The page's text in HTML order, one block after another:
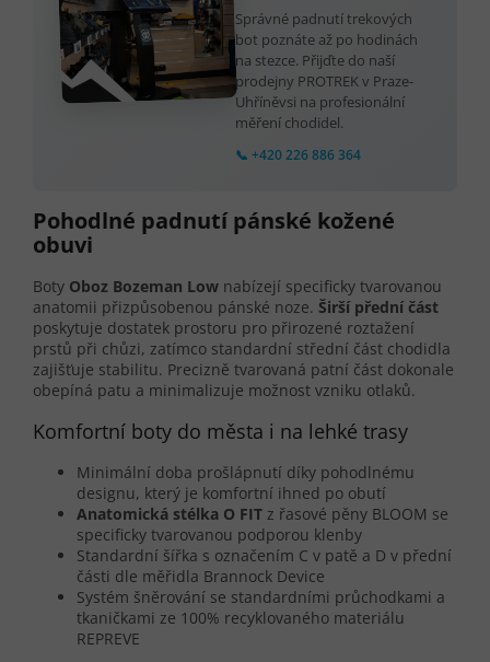
Správné padnutí trekových
bot poznáte až po hodinách
na stezce. Přijďte do naší
prodejny PROTREK v Praze-
Uhříněvsi na profesionální
měření chodidel.
📞 +420 226 886 364
Pohodlné padnutí pánské kožené
obuvi
Boty Oboz Bozeman Low nabízejí specificky tvarovanou
anatomii přizpůsobenou pánské noze. Širší přední část
poskytuje dostatek prostoru pro přirozené roztažení
prstů při chůzi, zatímco standardní střední část chodidla
zajišťuje stabilitu. Precizně tvarovaná patní část dokonale
obepíná patu a minimalizuje možnost vzniku otlaků.
Komfortní boty do města i na lehké trasy
Minimální doba prošlápnutí díky pohodlnému
designu, který je komfortní ihned po obutí
Anatomická stélka O FIT z řasové pěny BLOOM se
specificky tvarovanou podporou klenby
Standardní šířka s označením C v patě a D v přední
části dle měřidla Brannock Device
Systém šněrování se standardními průchodkami a
tkaničkami ze 100% recyklovaného materiálu
REPREVE